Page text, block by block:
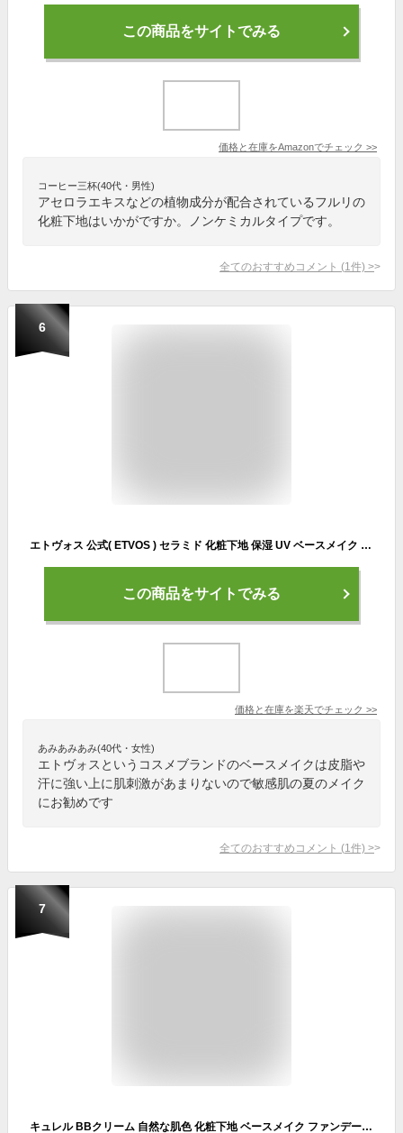
この商品をサイトでみる
価格と在庫をAmazonでチェック >>
コーヒー三杯(40代・男性)
アセロラエキスなどの植物成分が配合されているフルリの
化粧下地はいかがですか。ノンケミカルタイプです。
全てのおすすめコメント (1 件) >
6
エトヴォス 公式( ETVOS ) セラミド 化粧下地 保湿 UV ベースメイク ツヤ 敏感肌 乾燥肌 下地 低刺激 パラベンフリー ベース 日本製 「 ミネラルインナートリートメントベース 25ml SPF31 PA+++」【30日間返品保証】
この商品をサイトでみる
価格と在庫を楽天でチェック >>
あみあみあみ(40代・女性)
エトヴォスというコスメブランドのベースメイクは皮脂や
汗に強い上に肌刺激があまりないので敏感肌の夏のメイク
にお勧めです
全てのおすすめコメント (1 件) >
7
キュレル BBクリーム 自然な肌色 化粧下地 ベースメイク ファンデーション 保湿 UVカット 乾燥肌 敏感肌 セラミド ベースメイクシリーズ